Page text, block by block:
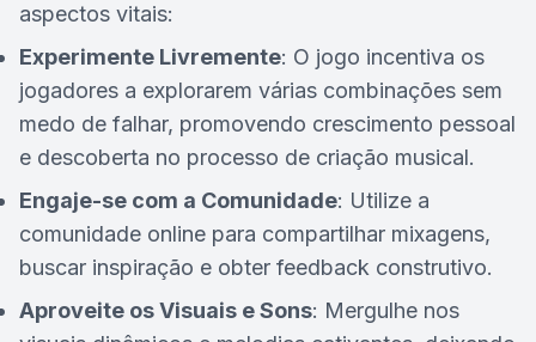
aspectos vitais:
Experimente Livremente: O jogo incentiva os
jogadores a explorarem várias combinações sem
medo de falhar, promovendo crescimento pessoal
e descoberta no processo de criação musical.
Engaje-se com a Comunidade: Utilize a
comunidade online para compartilhar mixagens,
buscar inspiração e obter feedback construtivo.
Aproveite os Visuais e Sons: Mergulhe nos